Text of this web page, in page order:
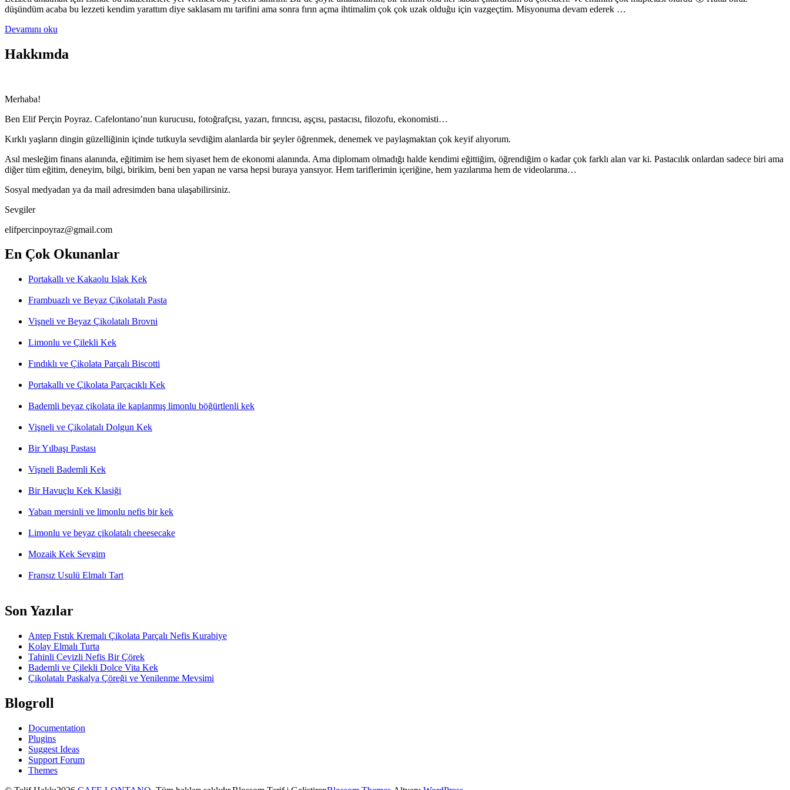
düşündüm acaba bu lezzeti kendim yarattım diye saklasam mı tarifini ama sonra fırın açma ihtimalim çok çok uzak olduğu için vazgeçtim. Misyonuma devam ederek …
Devamını oku
Hakkımda
Merhaba!
Ben Elif Perçin Poyraz. Cafelontano’nun kurucusu, fotoğrafçısı, yazarı, fırıncısı, aşçısı, pastacısı, filozofu, ekonomisti…
Kırklı yaşların dingin güzelliğinin içinde tutkuyla sevdiğim alanlarda bir şeyler öğrenmek, denemek ve paylaşmaktan çok keyif alıyorum.
Asıl mesleğim finans alanında, eğitimim ise hem siyaset hem de ekonomi alanında. Ama diplomam olmadığı halde kendimi eğittiğim, öğrendiğim o kadar çok farklı alan var ki. Pastacılık onlardan sadece biri ama
diğer tüm eğitim, deneyim, bilgi, birikim, beni ben yapan ne varsa hepsi buraya yansıyor. Hem tariflerimin içeriğine, hem yazılarıma hem de videolarıma…
Sosyal medyadan ya da mail adresimden bana ulaşabilirsiniz.
Sevgiler
elifpercinpoyraz@gmail.com
En Çok Okunanlar
Portakallı ve Kakaolu Islak Kek
Frambuazlı ve Beyaz Çikolatalı Pasta
Vişneli ve Beyaz Çikolatalı Brovni
Limonlu ve Çilekli Kek
Fındıklı ve Çikolata Parçalı Biscotti
Portakallı ve Çikolata Parçacıklı Kek
Bademli beyaz çikolata ile kaplanmış limonlu böğürtlenli kek
Vişneli ve Çikolatalı Dolgun Kek
Bir Yılbaşı Pastası
Vişneli Bademli Kek
Bir Havuçlu Kek Klasiği
Yaban mersinli ve limonlu nefis bir kek
Limonlu ve beyaz çikolatalı cheesecake
Mozaik Kek Sevgim
Fransız Usulü Elmalı Tart
Son Yazılar
Antep Fıstık Kremalı Çikolata Parçalı Nefis Kurabiye
Kolay Elmalı Turta
Tahinli Cevizli Nefis Bir Çörek
Bademli ve Çilekli Dolce Vita Kek
Çikolatalı Paskalya Çöreği ve Yenilenme Mevsimi
Blogroll
Documentation
Plugins
Suggest Ideas
Support Forum
Themes